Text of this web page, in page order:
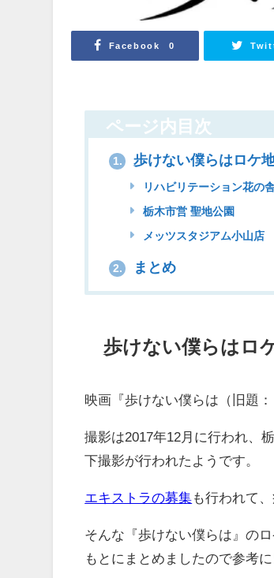
Facebook 0
ページ内目次
1. 歩けない僕らはロケ
リハビリテーション花の
栃木市営 聖地公園
メッツスタジアム小山店
2. まとめ
歩けない僕らはロ
映画『歩けない僕らは（旧題
撮影は2017年12月に行われ、
下撮影が行われたようです。
エキストラの募集も行われて
そんな『歩けない僕らは』の
もとにまとめましたので参考